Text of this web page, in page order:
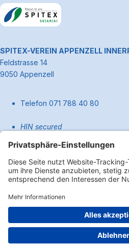
~Kontaktinformationen
SPITEX-VEREIN APPENZELL
Feldstrasse 14
9050 Appenzell
Telefon 071 788 40 80
HIN secured
info@spitexai.ch (allgemein)
Kontakt
Disclaimer